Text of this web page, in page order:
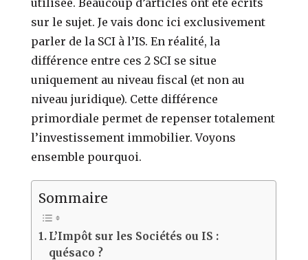
sur le sujet.Je vais donc ici exclusivement
parler de la SCI à l’IS.En réalité, la
différence entre ces 2 SCI se situe
uniquement au niveau fiscal (et non au
niveau juridique). Cette différence
primordiale permet de repenser totalement
l’investissement immobilier.Voyons
ensemble pourquoi.
Sommaire
L’Impôt sur les Sociétés ou IS :
quésaco ?